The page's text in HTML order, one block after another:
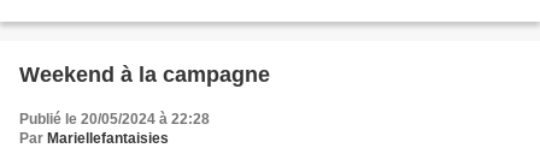
Weekend à la campagne
Publié le 20/05/2024 à 22:28
Par Mariellefantaisies